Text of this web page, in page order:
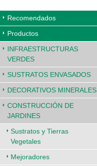
Recomendados
Productos
INFRAESTRUCTURAS
VERDES
SUSTRATOS ENVASADOS
DECORATIVOS MINERALES
CONSTRUCCIÓN DE
JARDINES
Sustratos y Tierras
Vegetales
Mejoradores